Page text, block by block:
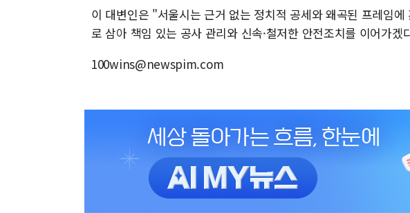
이 대변인은 "서울시는 근거 없는 정치적 공세와 왜곡된 프레임
로 삼아 책임 있는 공사 관리와 신속·철저한 안전조치를 이어가겠
100wins@newspim.com